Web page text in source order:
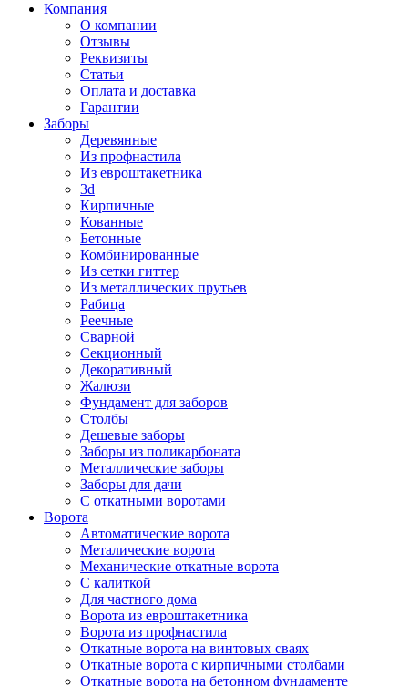
Компания
О компании
Отзывы
Реквизиты
Статьи
Оплата и доставка
Гарантии
Заборы
Деревянные
Из профнастила
Из евроштакетника
3d
Кирпичные
Кованные
Бетонные
Комбинированные
Из сетки гиттер
Из металлических прутьев
Рабица
Реечные
Сварной
Секционный
Декоративный
Жалюзи
Фундамент для заборов
Столбы
Дешевые заборы
Заборы из поликарбоната
Металлические заборы
Заборы для дачи
С откатными воротами
Ворота
Автоматические ворота
Металические ворота
Механические откатные ворота
С калиткой
Для частного дома
Ворота из евроштакетника
Ворота из профнастила
Откатные ворота на винтовых сваях
Откатные ворота с кирпичными столбами
Откатные ворота на бетонном фундаменте